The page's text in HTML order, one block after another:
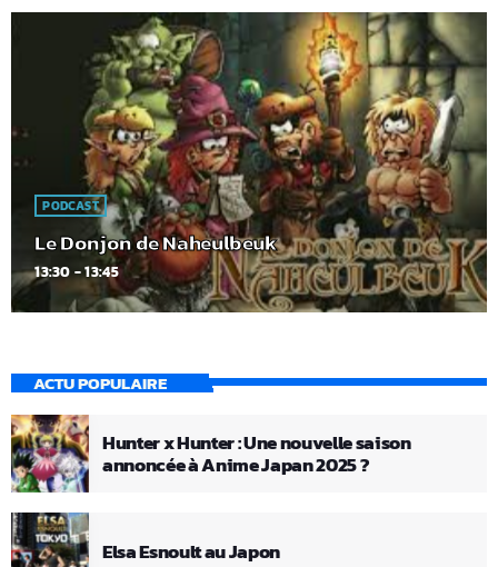
PODCAST
Le Donjon de Naheulbeuk
13:30 - 13:45
ACTU POPULAIRE
Hunter x Hunter : Une nouvelle saison
annoncée à Anime Japan 2025 ?
Elsa Esnoult au Japon